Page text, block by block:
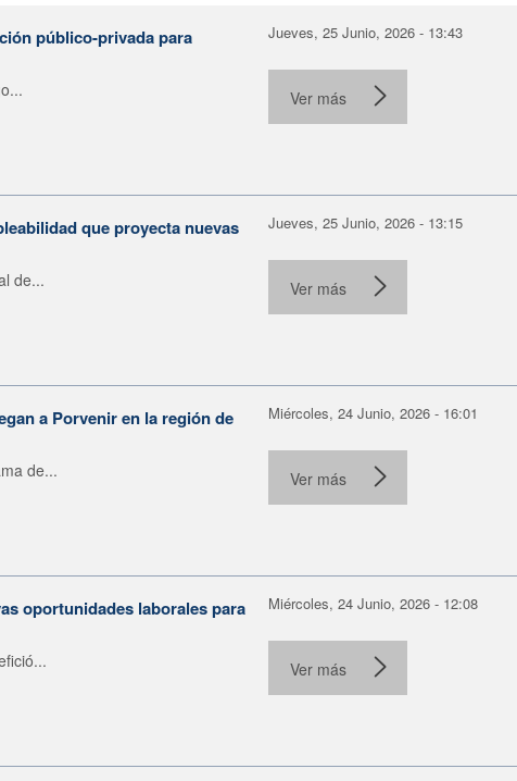
público-privada para
Jueves, 25 Junio, 2026 - 13:43
Ver más
que proyecta nuevas
de...
Jueves, 25 Junio, 2026 - 13:15
Ver más
a Porvenir en la región de
de...
Miércoles, 24 Junio, 2026 - 16:01
Ver más
oportunidades laborales para
Miércoles, 24 Junio, 2026 - 12:08
Ver más